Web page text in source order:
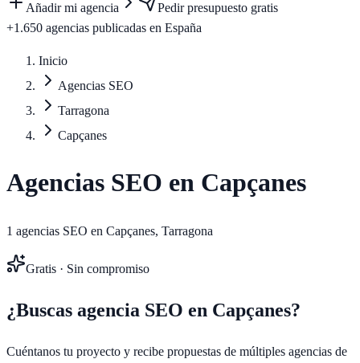
Añadir mi agencia
Pedir presupuesto gratis
+1.650 agencias publicadas en España
Inicio
Agencias SEO
Tarragona
Capçanes
Agencias SEO en Capçanes
1 agencias SEO en Capçanes, Tarragona
Gratis · Sin compromiso
¿Buscas agencia SEO en Capçanes?
Cuéntanos tu proyecto y recibe propuestas de múltiples agencias de